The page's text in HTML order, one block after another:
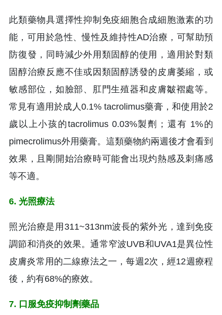
此類藥物具選擇性抑制免疫細胞合成細胞激素的功
能，可用於急性、慢性及維持性AD治療，可幫助預
防復發，同時減少外用類固醇的使用，適用於對類
固醇治療反應不佳或因類固醇誘發的皮膚萎縮，或
敏感部位，如臉部、肛門生殖器和皮膚皺褶處等。
常見有適用於成人0.1% tacrolimus藥膏，和使用於2
歲以上小孩的tacrolimus 0.03%製劑；還有 1%的
pimecrolimus外用藥膏。這類藥物約兩週後才會看到
效果，且剛開始治療時可能會出現灼熱感及刺痛感
等不適。
6. 光照療法
照光治療是用311~313nm波長的紫外光，達到免疫
調節和消炎的效果。通常窄波UVB和UVA1是異位性
皮膚炎常用的二線療法之一，每週2次，經12週療程
後，約有68%的療效。
7. 口服免疫抑制劑藥品